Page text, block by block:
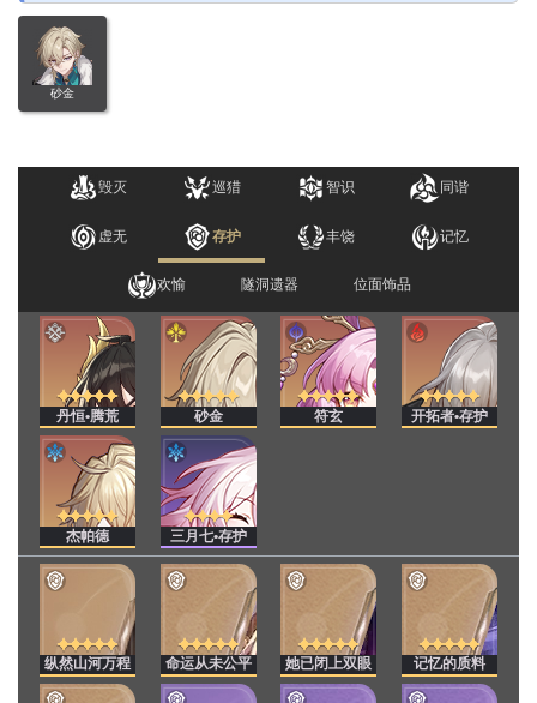
砂金
毁灭 巡猎 智识 同谐
虚无 存护 丰饶 记忆
欢愉 隧洞遗器 位面饰品
丹恒•腾荒 砂金 符玄 开拓者•存护
杰帕德 三月七•存护
纵然山河万程 命运从未公平 她已闭上双眼 记忆的质料